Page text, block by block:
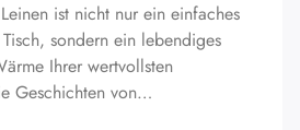
ist nicht nur ein einfaches
sondern ein lebendiges
Ihrer wertvollsten
Geschichten von…